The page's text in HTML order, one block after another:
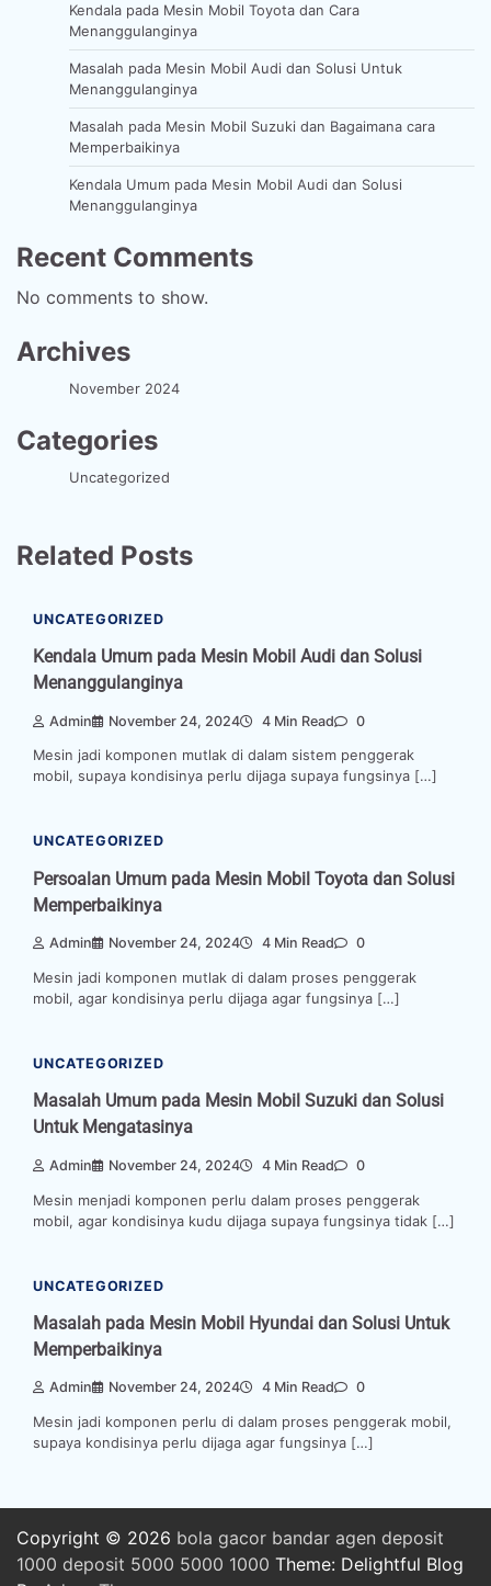
Kendala pada Mesin Mobil Toyota dan Cara
Menanggulanginya
Masalah pada Mesin Mobil Audi dan Solusi Untuk
Menanggulanginya
Masalah pada Mesin Mobil Suzuki dan Bagaimana cara
Memperbaikinya
Kendala Umum pada Mesin Mobil Audi dan Solusi
Menanggulanginya
Recent Comments
No comments to show.
Archives
November 2024
Categories
Uncategorized
Related Posts
UNCATEGORIZED
Kendala Umum pada Mesin Mobil Audi dan Solusi
Menanggulanginya
Admin November 24, 2024 4 Min Read 0
Mesin jadi komponen mutlak di dalam sistem penggerak
mobil, supaya kondisinya perlu dijaga supaya fungsinya […]
UNCATEGORIZED
Persoalan Umum pada Mesin Mobil Toyota dan Solusi
Memperbaikinya
Admin November 24, 2024 4 Min Read 0
Mesin jadi komponen mutlak di dalam proses penggerak
mobil, agar kondisinya perlu dijaga agar fungsinya […]
UNCATEGORIZED
Masalah Umum pada Mesin Mobil Suzuki dan Solusi
Untuk Mengatasinya
Admin November 24, 2024 4 Min Read 0
Mesin menjadi komponen perlu dalam proses penggerak
mobil, agar kondisinya kudu dijaga supaya fungsinya tidak […]
UNCATEGORIZED
Masalah pada Mesin Mobil Hyundai dan Solusi Untuk
Memperbaikinya
Admin November 24, 2024 4 Min Read 0
Mesin jadi komponen perlu di dalam proses penggerak mobil,
supaya kondisinya perlu dijaga agar fungsinya […]
Copyright © 2026 bola gacor bandar agen deposit
1000 deposit 5000 5000 1000 Theme: Delightful Blog